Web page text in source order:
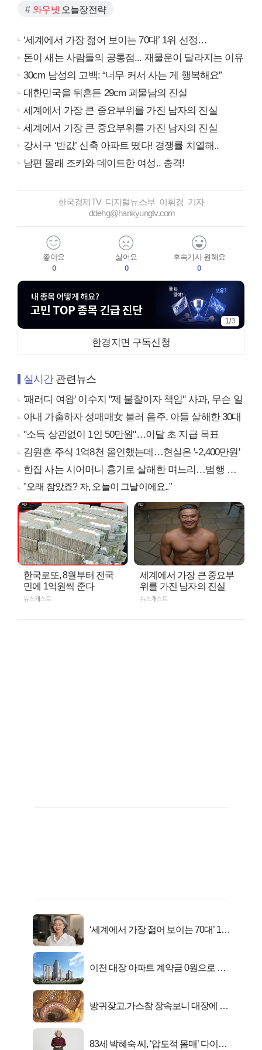
와우넷 오늘장전략
‘세계에서 가장 젊어 보이는 70대’ 1위 선정…
돈이 새는 사람들의 공통점... 재물운이 달라지는 이유
30cm 남성의 고백: “너무 커서 사는 게 행복해요”
대한민국을 뒤흔든 29cm 괴물남의 진실
세계에서 가장 큰 중요부위를 가진 남자의 진실
세계에서 가장 큰 중요부위를 가진 남자의 진실
강서구 ‘반값’ 신축 아파트 떴다! 경쟁률 치열해..
남편 몰래 조카와 데이트한 여성.. 충격!
한국경제TV 디지털뉴스부 이휘경 기자
ddehg@hankyungtv.com
좋아요
0
싫어요
0
후속기사 원해요
0
1/3
한경지면 구독신청
실시간관련뉴스
'패러디 여왕' 이수지 "제 불찰이자 책임" 사과, 무슨 일
아내 가출하자 성매매女 불러 음주, 아들 살해한 30대
"소득 상관없이 1인 50만원"…이달 초 지급 목표
김원훈 주식 1억8천 올인했는데…현실은 '-2,400만원'
한집 사는 시어머니 흉기로 살해한 며느리…범행 동기는
"오래 참았죠? 자, 오늘이 그날이에요.."
한국로또, 8월부터 전국
민에 1억원씩 준다
뉴스캐스트
세계에서 가장 큰 중요부
위를 가진 남자의 진실
뉴스캐스트
‘세계에서 가장 젊어 보이는 70대’ 1위
이천 대장 아파트 계약금 0원으로 내
방귀잦고,가스참 장속보니 대장에 똥
83세 박혜숙 씨, ‘압도적 몸매’ 다이어